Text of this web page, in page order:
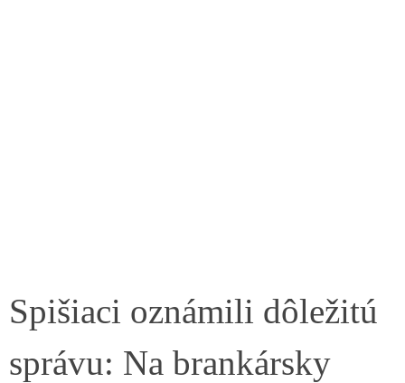
Spišiaci oznámili dôležitú
správu: Na brankársky